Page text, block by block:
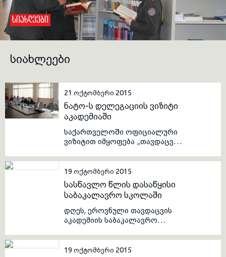
toggle submenu
toggle submenu
ᲡᲘᲐᲮᲚᲔᲔᲑᲘ
ᲡᲘᲐᲮᲚᲔᲔᲑᲘ
21 ოქტომბერი 2015
ნატო-ს დელეგაციის ვიზიტი
აკადემიაში
საქართველოში ოფიციალური
ვიზიტით იმყოფება „თავდაცვის
სკოლის“ საკითხებზე მომუშავე
ნატო-ს ექსპერტთა ჯგუფი.
19 ოქტომბერი 2015
სასწავლო წლის დასაწყისი
საბაკალავრო სკოლაში
დღეს, ეროვნული თავდაცვის
აკადემიის საბაკალავრო
დაიწყო.
19 ოქტომბერი 2015